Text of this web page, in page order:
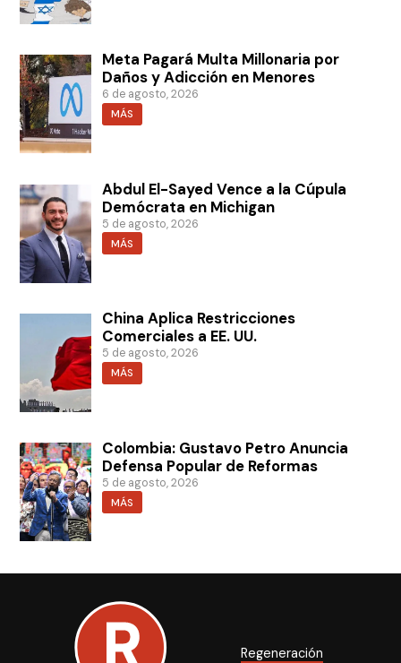
Meta Pagará Multa Millonaria por
Daños y Adicción en Menores
6 de agosto, 2026
MÁS
Abdul El-Sayed Vence a la Cúpula
Demócrata en Michigan
5 de agosto, 2026
MÁS
China Aplica Restricciones
Comerciales a EE. UU.
5 de agosto, 2026
MÁS
Colombia: Gustavo Petro Anuncia
Defensa Popular de Reformas
5 de agosto, 2026
MÁS
Regeneración